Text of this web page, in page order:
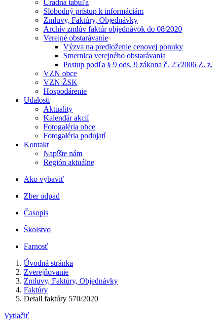
Úradná tabuľa
Slobodný prístup k informáciám
Zmluvy, Faktúry, Objednávky
Archív zmlúv faktúr objednávok do 08⁄2020
Verejné obstarávanie
Výzva na predloženie cenovej ponuky
Smernica verejného obstarávania
Postup podľa § 9 ods. 9 zákona č. 25⁄2006 Z. z.
VZN obce
VZN ŽSK
Hospodárenie
Udalosti
Aktuality
Kalendár akcií
Fotogaléria obce
Fotogaléria podujatí
Kontakt
Napíšte nám
Región aktuálne
Ako vybaviť
Zber odpad
Časopis
Školstvo
Farnosť
Úvodná stránka
Zverejňovanie
Zmluvy, Faktúry, Objednávky
Faktúry
Detail faktúry 570/2020
Vytlačiť